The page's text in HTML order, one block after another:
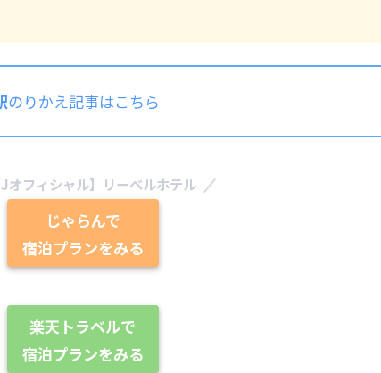
のりかえ記事はこちら
オフィシャル】リーベルホテル
じゃらんで
宿泊プランをみる
楽天トラベルで
宿泊プランをみる